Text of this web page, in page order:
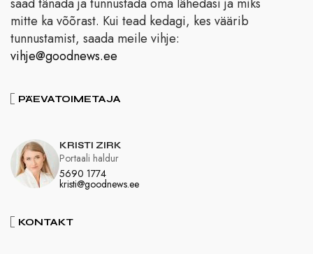
saad tänada ja tunnustada oma lähedasi ja miks
mitte ka võõrast. Kui tead kedagi, kes väärib
tunnustamist, saada meile vihje:
vihje@goodnews.ee
PÄEVATOIMETAJA
KRISTI ZIRK
5690 1774
kristi@goodnews.ee
Portaali haldur
KONTAKT